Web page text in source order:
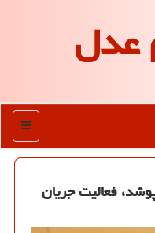
عدل
منو
فعالیت جریان